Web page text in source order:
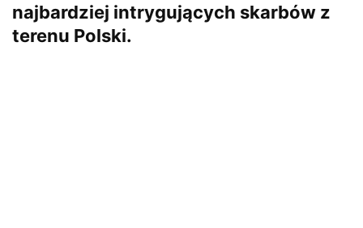
najbardziej intrygujących skarbów z
terenu Polski.